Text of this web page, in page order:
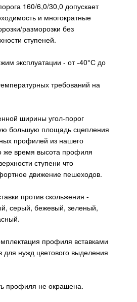
160/6,0/30,0 допускает
и многократные
разморозки без
ступеней.
эксплуатации - от -40°С до
требований на
ширины угол-порог
большую площадь сцепления
профилей из нашего
же время высота профиля
ступени что
движение пешеходов.
против скольжения -
серый, бежевый, зеленый,
профиля вставками
для нужд цветового выделения
профиля не окрашена.